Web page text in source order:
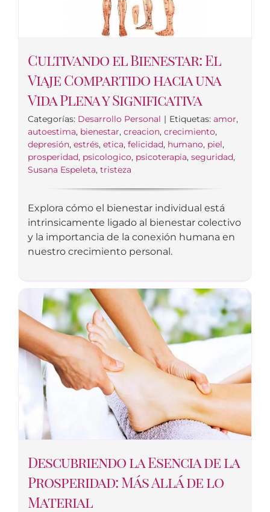
Cultivando el Bienestar: El
Viaje Compartido hacia una
Vida Plena y Significativa
Categorías: Desarrollo Personal | Etiquetas: amor,
autoestima, bienestar, creacion, crecimiento,
depresión, estrés, etica, felicidad, humano, piel,
prosperidad, psicologico, psicoterapia, seguridad,
Susana Espeleta, tristeza
Explora cómo el bienestar individual está
intrinsicamente ligado al bienestar colectivo
y la importancia de la conexión humana en
nuestro crecimiento personal.
Descubriendo la Esencia de la
Prosperidad: Más Allá de lo
Material